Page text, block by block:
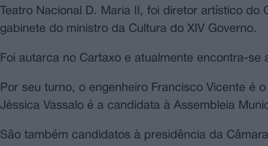
Teatro Nacional D. Maria II, foi diretor artístico
gabinete do ministro da Cultura do XIV Governo.
Foi autarca no Cartaxo e atualmente encontra-
Por seu turno, o engenheiro Francisco Vicente é
Jéssica Vassalo é a candidata à Assembleia
São também candidatos à presidência da